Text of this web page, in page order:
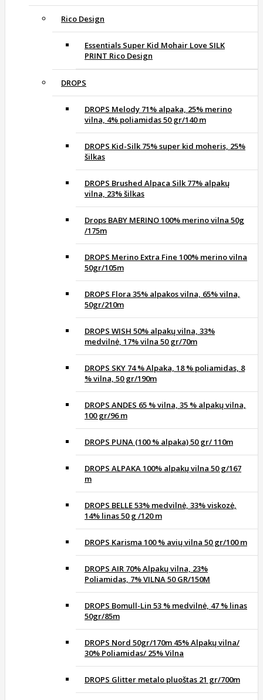
Rico Design
Essentials Super Kid Mohair Love SILK
PRINT Rico Design
DROPS
DROPS Melody 71% alpaka, 25% merino
vilna, 4% poliamidas 50 gr/140 m
DROPS Kid-Silk 75% super kid moheris, 25%
šilkas
DROPS Brushed Alpaca Silk 77% alpakų
vilna, 23% šilkas
Drops BABY MERINO 100% merino vilna 50g
/175m
DROPS Merino Extra Fine 100% merino vilna
50gr/105m
DROPS Flora 35% alpakos vilna, 65% vilna,
50gr/210m
DROPS WISH 50% alpakų vilna, 33%
medvilnė, 17% vilna 50 gr/70m
DROPS SKY 74 % Alpaka, 18 % poliamidas, 8
% vilna, 50 gr/190m
DROPS ANDES 65 % vilna, 35 % alpakų vilna,
100 gr/96 m
DROPS PUNA (100 % alpaka) 50 gr/ 110m
DROPS ALPAKA 100% alpakų vilna 50 g/167
m
DROPS BELLE 53% medvilnė, 33% viskozė,
14% linas 50 g /120 m
DROPS Karisma 100 % avių vilna 50 gr/100 m
DROPS AIR 70% Alpakų vilna, 23%
Poliamidas, 7% VILNA 50 GR/150M
DROPS Bomull-Lin 53 % medvilnė, 47 % linas
50gr/85m
DROPS Nord 50gr/170m 45% Alpakų vilna/
30% Poliamidas/ 25% Vilna
DROPS Glitter metalo pluoštas 21 gr/700m